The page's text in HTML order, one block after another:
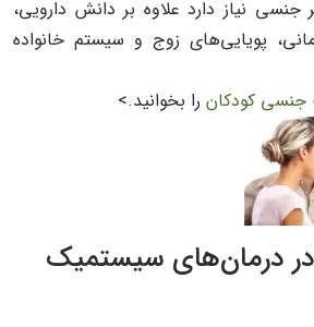
جنسی نیاز دارد علاوه بر دانش دارویی،
پویایی‌های زوج و سیستم خانواده
جنسی کودکان را بخوانید.>
در درمان‌های سیستمیک